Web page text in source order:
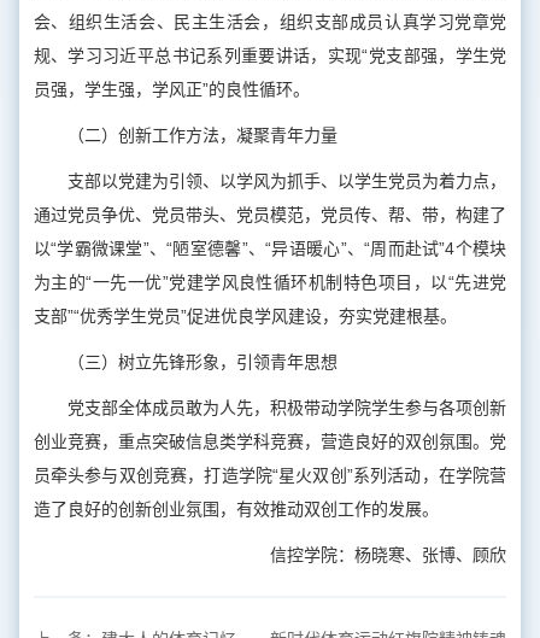
会、组织生活会、民主生活会，组织支部成员认真学习党章党
规、学习习近平总书记系列重要讲话，实现“党支部强，学生党
员强，学生强，学风正”的良性循环。
（二）创新工作方法，凝聚青年力量
支部以党建为引领、以学风为抓手、以学生党员为着力点，
通过党员争优、党员带头、党员模范，党员传、帮、带，构建了
以“学霸微课堂”、“陋室德馨”、“异语暖心”、“周而赴试”4个模块
为主的“一先一优”党建学风良性循环机制特色项目，以“先进党
支部”“优秀学生党员”促进优良学风建设，夯实党建根基。
（三）树立先锋形象，引领青年思想
党支部全体成员敢为人先，积极带动学院学生参与各项创新
创业竞赛，重点突破信息类学科竞赛，营造良好的双创氛围。党
员牵头参与双创竞赛，打造学院“星火双创”系列活动，在学院营
造了良好的创新创业氛围，有效推动双创工作的发展。
信控学院：杨晓寒、张博、顾欣